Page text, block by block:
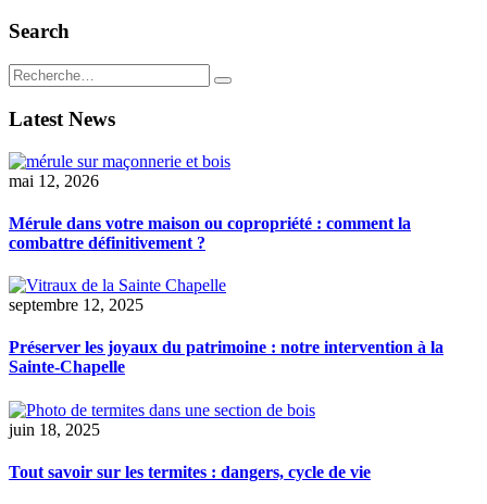
Search
Latest News
mai 12, 2026
Mérule dans votre maison ou copropriété : comment la
combattre définitivement ?
septembre 12, 2025
Préserver les joyaux du patrimoine : notre intervention à la
Sainte-Chapelle
juin 18, 2025
Tout savoir sur les termites : dangers, cycle de vie